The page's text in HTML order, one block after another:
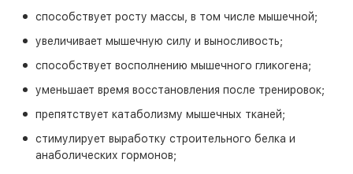
способствует росту массы, в том числе мышечной;
увеличивает мышечную силу и выносливость;
способствует восполнению мышечного гликогена;
уменьшает время восстановления после тренировок;
препятствует катаболизму мышечных тканей;
стимулирует выработку строительного белка и
анаболических гормонов;